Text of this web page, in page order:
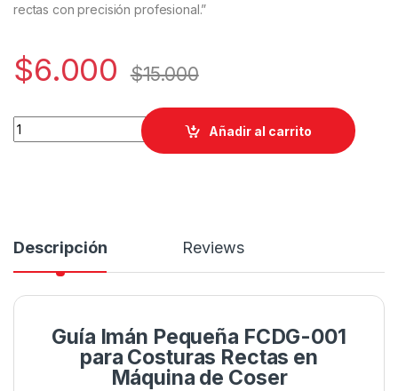
rectas con precisión profesional.”
$6.000 $15.000
Guía Imán -Guía DE Costuras rFCDG-001 quantity
Añadir al carrito
Descripción Reviews
Guía Imán Pequeña FCDG-001
para Costuras Rectas en
Máquina de Coser